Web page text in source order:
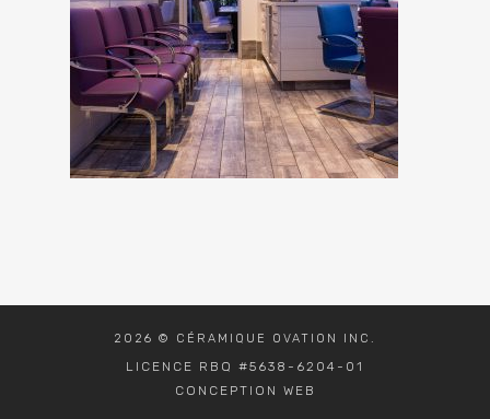
2026 © CÉRAMIQUE OVATION INC.
LICENCE RBQ #5638-6204-01
CONCEPTION WEB